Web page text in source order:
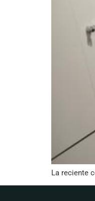
La reciente